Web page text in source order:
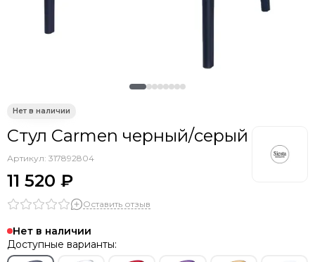
Стул Carmen черный/серый
Артикул: 317892804
11 520 ₽
Оставить отзыв
Нет в наличии
Доступные варианты: